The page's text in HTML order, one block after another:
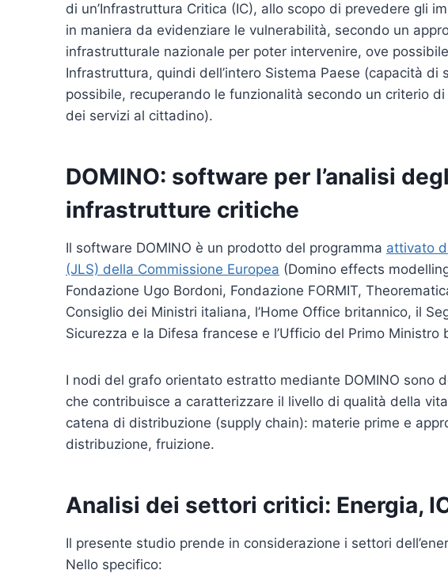
di un’Infrastruttura Critica (IC), allo scopo di prevedere gli
in maniera da evidenziare le vulnerabilità, secondo un
infrastrutturale nazionale per poter intervenire, ove
Infrastruttura, quindi dell’intero Sistema Paese (capacità di
possibile, recuperando le funzionalità secondo un criterio
dei servizi al cittadino).
DOMINO: software per l’analisi
infrastrutture critiche
Il software DOMINO è un prodotto del programma attivato
(JLS) della Commissione Europea (Domino effects
Fondazione Ugo Bordoni, Fondazione FORMIT,
Consiglio dei Ministri italiana, l’Home Office britannico, il
Sicurezza e la Difesa francese e l’Ufficio del Primo Ministro
I nodi del grafo orientato estratto mediante DOMINO sono
che contribuisce a caratterizzare il livello di qualità della
catena di distribuzione (supply chain): materie prime e
distribuzione, fruizione.
Analisi dei settori critici: Energia,
Il presente studio prende in considerazione i settori
Nello specifico: